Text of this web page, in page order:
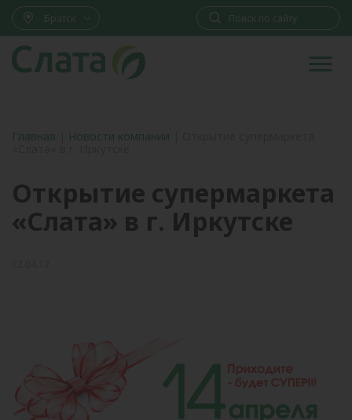
Братск
Главная Новости компании
Открытие супермаркета
«Слата» в г. Иркутске